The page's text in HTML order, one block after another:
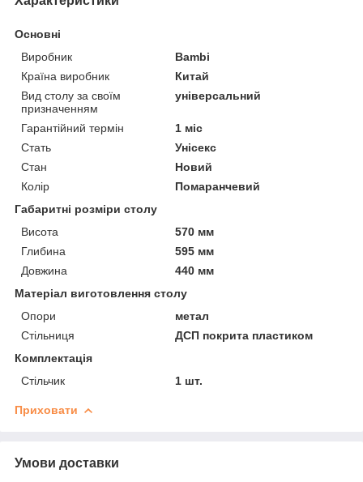
Основні
Виробник
Bambi
Країна виробник
Китай
Вид столу за своїм
призначенням
універсальний
Гарантійний термін
1 міс
Стать
Унісекс
Стан
Новий
Колір
Помаранчевий
Габаритні розміри столу
Висота
570 мм
Глибина
595 мм
Довжина
440 мм
Матеріал виготовлення столу
Опори
метал
Стільниця
ДСП покрита пластиком
Комплектація
Стільчик
1 шт.
Приховати
Умови доставки